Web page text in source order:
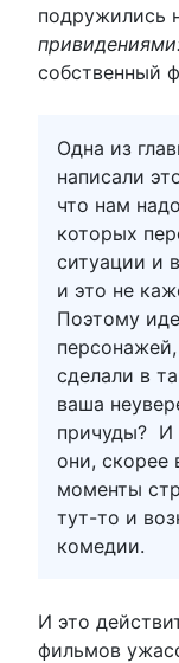
подружились
собственный
Одна из
написали
что нам
которых
ситуации и
и это не
Поэтому
сделали в
ваша
причуды? И
они, скорее
моменты
тут-то и
комедии.
И это
фильмов